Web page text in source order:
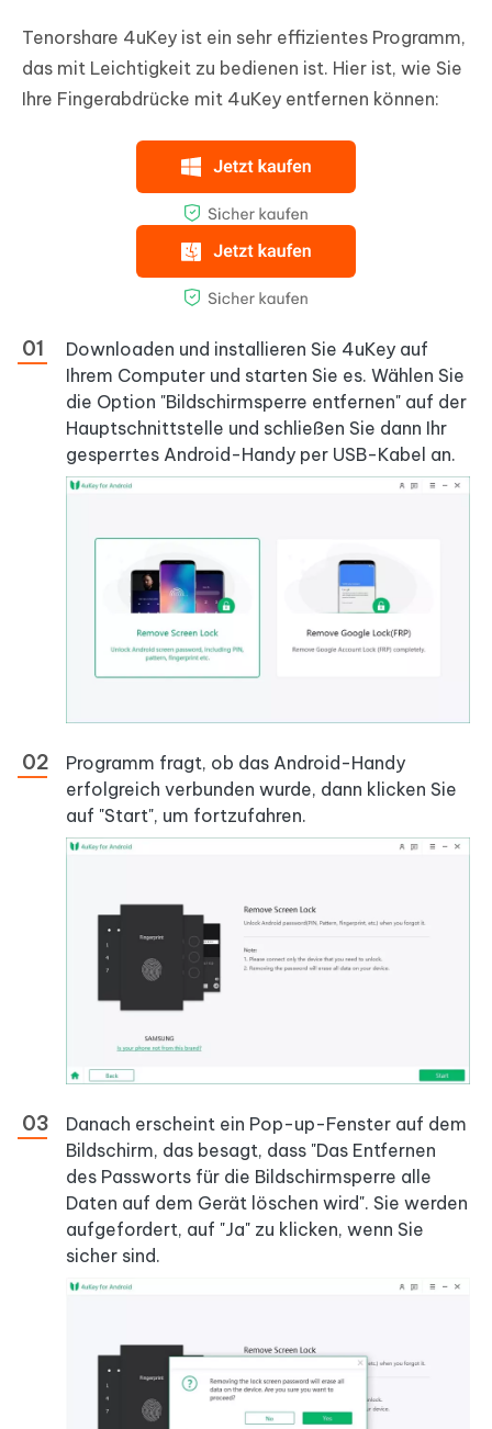
Tenorshare 4uKey ist ein sehr effizientes Programm,
das mit Leichtigkeit zu bedienen ist. Hier ist, wie Sie
Ihre Fingerabdrücke mit 4uKey entfernen können:
Downloaden und installieren Sie 4uKey auf
Ihrem Computer und starten Sie es. Wählen Sie
die Option "Bildschirmsperre entfernen" auf der
Hauptschnittstelle und schließen Sie dann Ihr
gesperrtes Android-Handy per USB-Kabel an.
Programm fragt, ob das Android-Handy
erfolgreich verbunden wurde, dann klicken Sie
auf "Start", um fortzufahren.
Danach erscheint ein Pop-up-Fenster auf dem
Bildschirm, das besagt, dass "Das Entfernen
des Passworts für die Bildschirmsperre alle
Daten auf dem Gerät löschen wird". Sie werden
aufgefordert, auf "Ja" zu klicken, wenn Sie
sicher sind.